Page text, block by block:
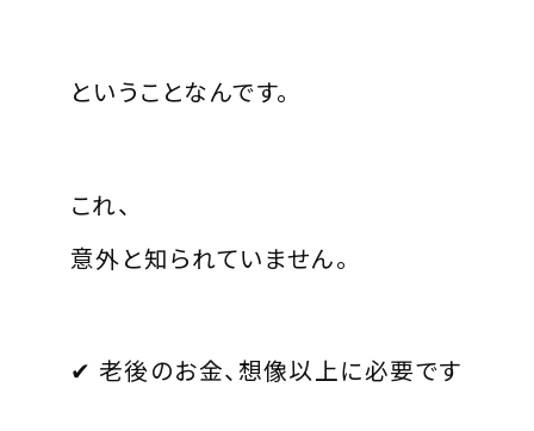
ということなんです。
これ、
意外と知られていません。
✔ 老後のお金、想像以上に必要です